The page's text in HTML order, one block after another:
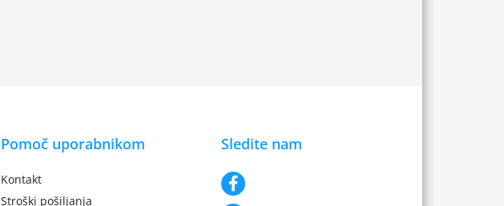
Pomoč uporabnikom
Kontakt
Stroški pošiljanja
Sledite nam